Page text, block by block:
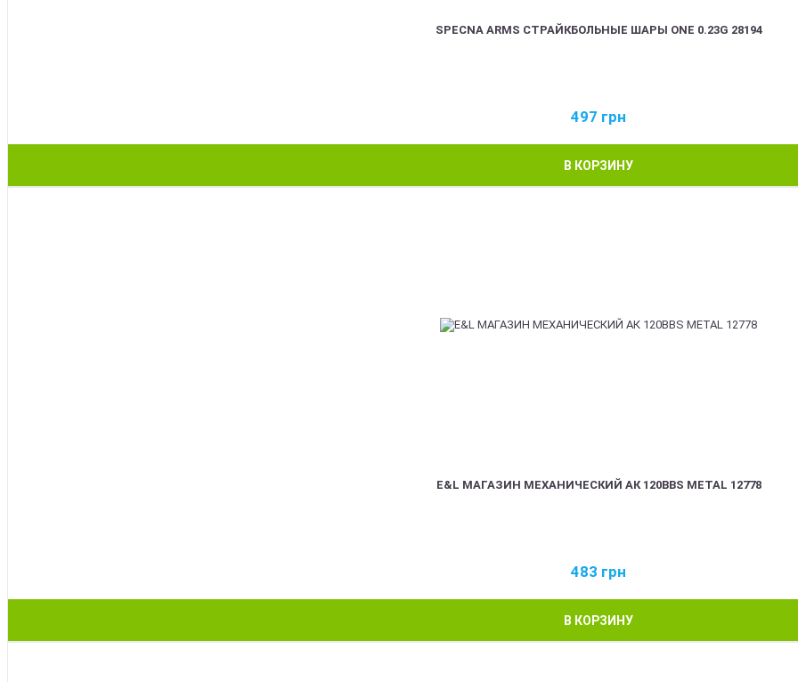
SPECNA ARMS СТРАЙКБОЛЬНЫЕ ШАРЫ ONE 0.23G 28194
497 грн
В КОРЗИНУ
E&L МАГАЗИН МЕХАНИЧЕСКИЙ АК 120BBS METAL 12778
483 грн
В КОРЗИНУ